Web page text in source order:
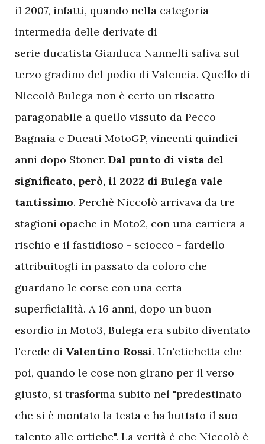
il 2007, infatti, quando nella categoria
intermedia delle derivate di
serie ducatista Gianluca Nannelli saliva sul
terzo gradino del podio di Valencia. Quello di
Niccolò Bulega non è certo un riscatto
paragonabile a quello vissuto da Pecco
Bagnaia e Ducati MotoGP, vincenti quindici
anni dopo Stoner. Dal punto di vista del
significato, però, il 2022 di Bulega vale
tantissimo. Perchè Niccolò arrivava da tre
stagioni opache in Moto2, con una carriera a
rischio e il fastidioso - sciocco - fardello
attribuitogli in passato da coloro che
guardano le corse con una certa
superficialità. A 16 anni, dopo un buon
esordio in Moto3, Bulega era subito diventato
l'erede di Valentino Rossi. Un'etichetta che
poi, quando le cose non girano per il verso
giusto, si trasforma subito nel "predestinato
che si è montato la testa e ha buttato il suo
talento alle ortiche". La verità è che Niccolò è